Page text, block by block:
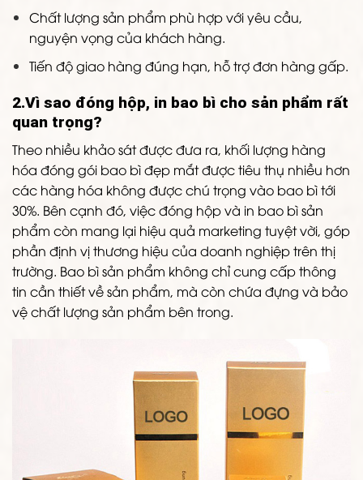
Chất lượng sản phẩm phù hợp với yêu cầu,
nguyện vọng của khách hàng.
Tiến độ giao hàng đúng hạn, hỗ trợ đơn hàng gấp.
2.Vì sao đóng hộp, in bao bì cho sản phẩm rất
quan trọng?
Theo nhiều khảo sát được đưa ra, khối lượng hàng
hóa đóng gói bao bì đẹp mắt được tiêu thụ nhiều hơn
các hàng hóa không được chú trọng vào bao bì tới
30%. Bên cạnh đó, việc đóng hộp và in bao bì sản
phẩm còn mang lại hiệu quả marketing tuyệt vời, góp
phần định vị thương hiệu của doanh nghiệp trên thị
trường. Bao bì sản phẩm không chỉ cung cấp thông
tin cần thiết về sản phẩm, mà còn chứa đựng và bảo
vệ chất lượng sản phẩm bên trong.